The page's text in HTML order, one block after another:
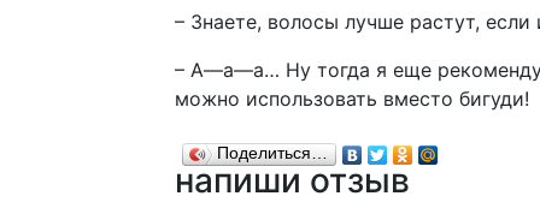
– Знаете, волосы лучше растут,
– А—а—а… Ну тогда я еще
можно использовать вместо бигуди!
Поделиться…
напиши отзыв